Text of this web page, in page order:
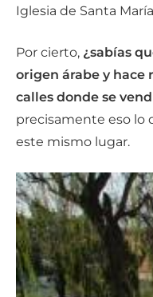
Iglesia de Santa
Por cierto, ¿sabías
origen árabe y hace
calles donde se
precisamente eso lo
este mismo lugar.